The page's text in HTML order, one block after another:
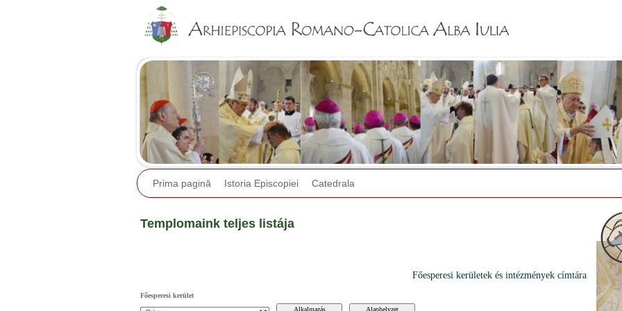
Prima pagină Istoria Episcopiei Catedrala
Templomaink teljes listája
Főesperesi kerületek és intézmények címtára
Főesperesi kerület